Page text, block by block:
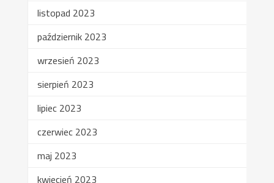
listopad 2023
październik 2023
wrzesień 2023
sierpień 2023
lipiec 2023
czerwiec 2023
maj 2023
kwiecień 2023